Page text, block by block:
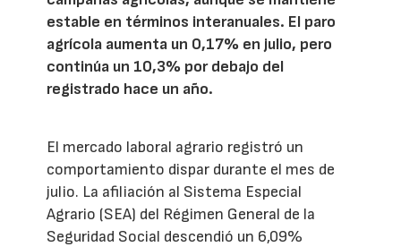
estable en términos interanuales. El paro
agrícola aumenta un 0,17% en julio, pero
continúa un 10,3% por debajo del
registrado hace un año.
El mercado laboral agrario registró un
comportamiento dispar durante el mes de
julio. La afiliación al Sistema Especial
Agrario (SEA) del Régimen General de la
Seguridad Social descendió un 6,09%